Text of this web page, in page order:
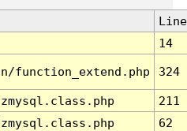
Line
14
function_extend.php 324
211
62